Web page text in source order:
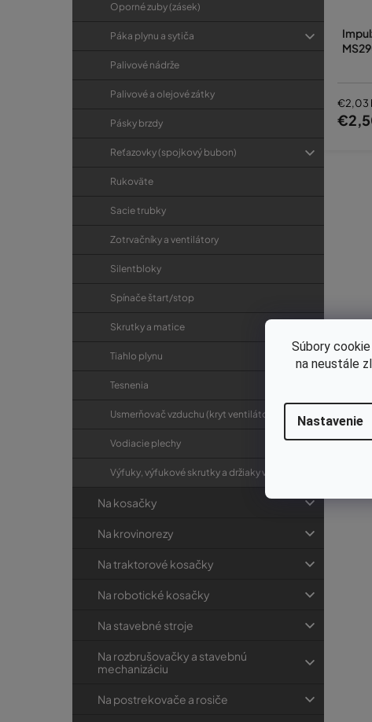
Súbory
na neustále
Nastavenie
Oporné zuby (zásek)
Páka plynu a sytiča
Palivové nádrže
Palivové a olejové zátky
Pásky brzdy
Reťazovky (spojkový bubon)
Rukoväte
Sacie trubky
Zotrvačníky a ventilátory
Silentbloky
Spínače štart/stop
Skrutky a matice
Tiahlo plynu
Tesnenia
Usmerňovač vzduchu (kryt ventilátora)
Vodiacie plechy
Výfuky, výfukové skrutky a držiaky výfukov
Na kosačky
Na krovinorezy
Na traktorové kosačky
Na robotické kosačky
Na stavebné stroje
Na rozbrušovačky a stavebnú
mechanizáciu
Na postrekovače a rosiče
€2,03